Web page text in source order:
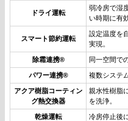
ドライ運転
弱冷房で湿
い時期に有
スマート節約運転
設定温度を
実現。
除霜連携® 同一空間で
パワー連携® 複数システ
アクア樹脂コーティン
グ熱交換器
親水性樹脂
を洗浄。
乾燥運転 冷房停止後